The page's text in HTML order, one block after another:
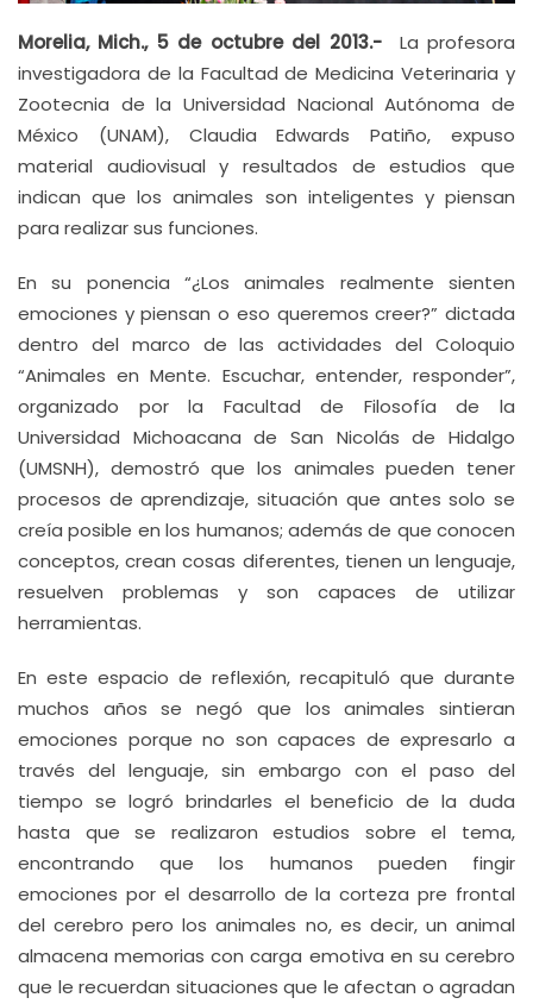
Morelia, Mich., 5 de octubre del 2013.- La profesora
investigadora de la Facultad de Medicina Veterinaria y
Zootecnia de la Universidad Nacional Autónoma de
México (UNAM), Claudia Edwards Patiño, expuso
material audiovisual y resultados de estudios que
indican que los animales son inteligentes y piensan
para realizar sus funciones.
En su ponencia “¿Los animales realmente sienten
emociones y piensan o eso queremos creer?” dictada
dentro del marco de las actividades del Coloquio
“Animales en Mente. Escuchar, entender, responder”,
organizado por la Facultad de Filosofía de la
Universidad Michoacana de San Nicolás de Hidalgo
(UMSNH), demostró que los animales pueden tener
procesos de aprendizaje, situación que antes solo se
creía posible en los humanos; además de que conocen
conceptos, crean cosas diferentes, tienen un lenguaje,
resuelven problemas y son capaces de utilizar
herramientas.
En este espacio de reflexión, recapituló que durante
muchos años se negó que los animales sintieran
emociones porque no son capaces de expresarlo a
través del lenguaje, sin embargo con el paso del
tiempo se logró brindarles el beneficio de la duda
hasta que se realizaron estudios sobre el tema,
encontrando que los humanos pueden fingir
emociones por el desarrollo de la corteza pre frontal
del cerebro pero los animales no, es decir, un animal
almacena memorias con carga emotiva en su cerebro
que le recuerdan situaciones que le afectan o agradan